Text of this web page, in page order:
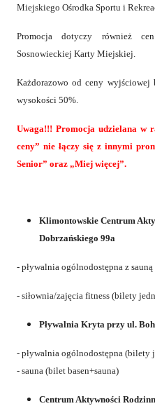
Miejskiego Ośrodka Sportu i
Promocja dotyczy również
Sosnowieckiej Karty Miejskiej.
Każdorazowo od ceny
wysokości 50%.
Uwaga!!! Promocja udzielana w
ceny” nie łączy się z innymi
Senior” oraz „Miej więcej”.
Klimontowskie Centrum
Dobrzańskiego 99a
- pływalnia ogólnodostępna z
- siłownia/zajęcia fitness (bilety
Pływalnia Kryta przy ul.
- pływalnia ogólnodostępna (bilety
- sauna (bilet basen+sauna)
Centrum Aktywności